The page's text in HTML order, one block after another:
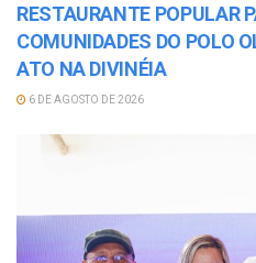
RESTAURANTE POPULAR
COMUNIDADES DO POLO
ATO NA DIVINÉIA
6 DE AGOSTO DE 2026